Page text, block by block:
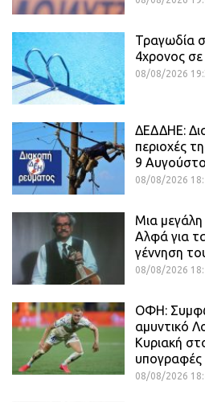
Τραγωδία
4χρονος σε
08/08/2026
ΔΕΔΔΗΕ:
περιοχές
9
08/08/2026
Μια
Αλφά για
γέννηση
08/08/2026
ΟΦΗ:
αμυντικό
Κυριακή
υπογραφές
08/08/2026